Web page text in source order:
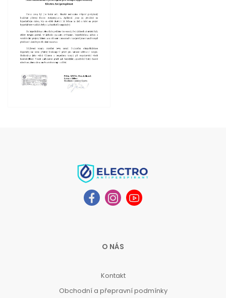
O NÁS
Kontakt
Obchodní a přepravní podmínky